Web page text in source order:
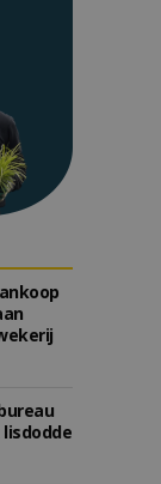
lisdodde